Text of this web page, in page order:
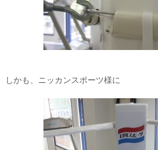
しかも、ニッカンスポーツ様に